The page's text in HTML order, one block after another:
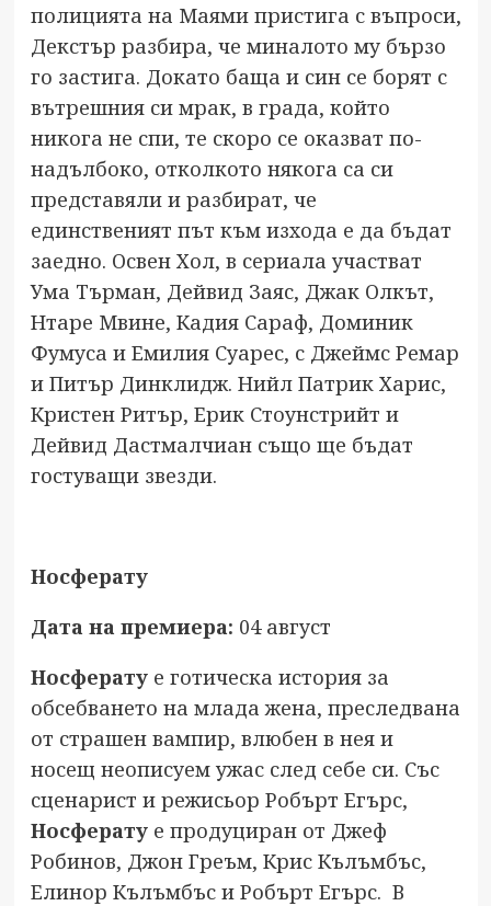
полицията на Маями пристига с въпроси,
Декстър разбира, че миналото му бързо
го застига. Докато баща и син се борят с
вътрешния си мрак, в града, който
никога не спи, те скоро се оказват по-
надълбоко, отколкото някога са си
представяли и разбират, че
единственият път към изхода е да бъдат
заедно. Освен Хол, в сериала участват
Ума Търман, Дейвид Заяс, Джак Олкът,
Нтаре Мвине, Кадия Сараф, Доминик
Фумуса и Емилия Суарес, с Джеймс Ремар
и Питър Динклидж. Нийл Патрик Харис,
Кристен Ритър, Ерик Стоунстрийт и
Дейвид Дастмалчиан също ще бъдат
гостуващи звезди.
Носферату
Дата на премиера: 04 август
Носфератуе готическа история за
обсебването на млада жена, преследвана
от страшен вампир, влюбен в нея и
носещ неописуем ужас след себе си. Със
сценарист и режисьор Робърт Егърс,
Носферату е продуциран от Джеф
Робинов, Джон Греъм, Крис Кълъмбъс,
Елинор Кълъмбъс и Робърт Егърс. В